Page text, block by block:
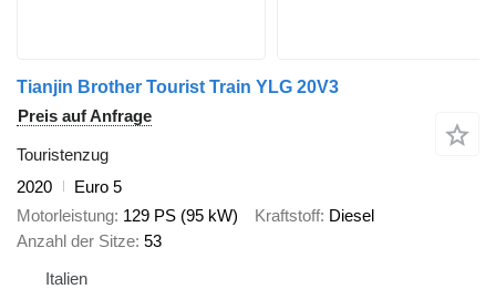
Tianjin Brother Tourist Train YLG 20V3
Preis auf Anfrage
Touristenzug
2020
Euro 5
Motorleistung 129 PS (95 kW) Kraftstoff Diesel
Anzahl der Sitze 53
Italien